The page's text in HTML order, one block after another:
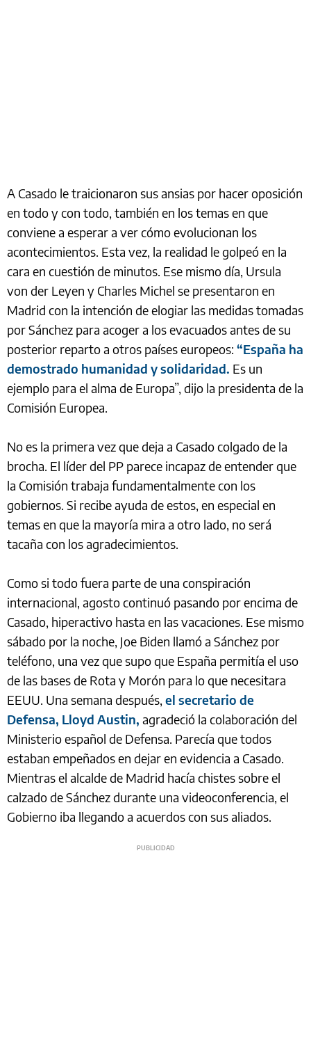
A Casado le traicionaron sus ansias por hacer oposición
en todo y con todo, también en los temas en que
conviene a esperar a ver cómo evolucionan los
acontecimientos. Esta vez, la realidad le golpeó en la
cara en cuestión de minutos. Ese mismo día, Ursula
von der Leyen y Charles Michel se presentaron en
Madrid con la intención de elogiar las medidas tomadas
por Sánchez para acoger a los evacuados antes de su
posterior reparto a otros países europeos: “España ha
demostrado humanidad y solidaridad. Es un
ejemplo para el alma de Europa”, dijo la presidenta de la
Comisión Europea.
No es la primera vez que deja a Casado colgado de la
brocha. El líder del PP parece incapaz de entender que
la Comisión trabaja fundamentalmente con los
gobiernos. Si recibe ayuda de estos, en especial en
temas en que la mayoría mira a otro lado, no será
tacaña con los agradecimientos.
Como si todo fuera parte de una conspiración
internacional, agosto continuó pasando por encima de
Casado, hiperactivo hasta en las vacaciones. Ese mismo
sábado por la noche, Joe Biden llamó a Sánchez por
teléfono, una vez que supo que España permitía el uso
de las bases de Rota y Morón para lo que necesitara
EEUU. Una semana después, el secretario de
Defensa, Lloyd Austin, agradeció la colaboración del
Ministerio español de Defensa. Parecía que todos
estaban empeñados en dejar en evidencia a Casado.
Mientras el alcalde de Madrid hacía chistes sobre el
calzado de Sánchez durante una videoconferencia, el
Gobierno iba llegando a acuerdos con sus aliados.